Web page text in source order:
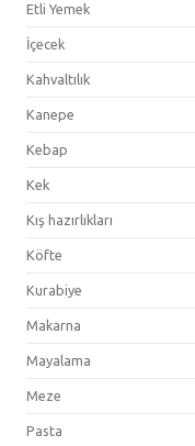
Etli Yemek
İçecek
Kahvaltılık
Kanepe
Kebap
Kek
Kış hazırlıkları
Köfte
Kurabiye
Makarna
Mayalama
Meze
Pasta